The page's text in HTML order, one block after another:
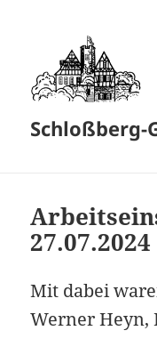
Schloßberg-
27.07.2024
Mit dabei
Werner Heyn,